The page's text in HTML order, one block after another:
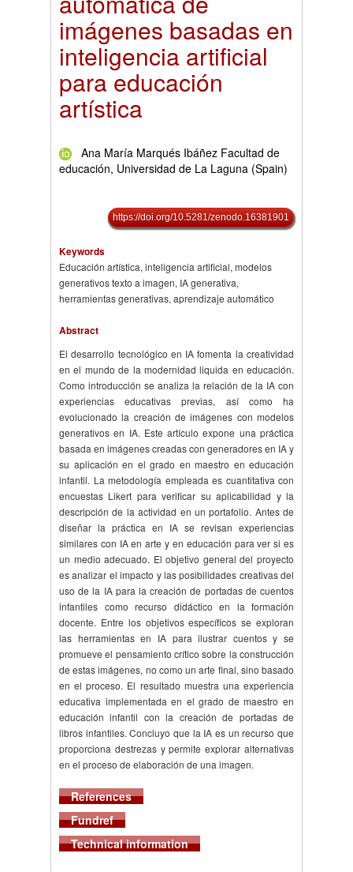
imágenes basadas en
inteligencia artificial
para educación
artística
Ana María Marqués Ibáñez Facultad de
educación, Universidad de La Laguna (Spain)
https://doi.org/10.5281/zenodo.16381901
Keywords
Educación artística, inteligencia artificial, modelos
generativos texto a imagen, IA generativa,
herramientas generativas, aprendizaje automático
Abstract
El desarrollo tecnológico en IA fomenta la creatividad
en el mundo de la modernidad liquida en educación.
Como introducción se analiza la relación de la IA con
experiencias educativas previas, así como ha
evolucionado la creación de imágenes con modelos
generativos en IA. Este artículo expone una práctica
basada en imágenes creadas con generadores en IA y
su aplicación en el grado en maestro en educación
infantil. La metodología empleada es cuantitativa con
encuestas Likert para verificar su aplicabilidad y la
descripción de la actividad en un portafolio. Antes de
diseñar la práctica en IA se revisan experiencias
similares con IA en arte y en educación para ver si es
un medio adecuado. El objetivo general del proyecto
es analizar el impacto y las posibilidades creativas del
uso de la IA para la creación de portadas de cuentos
infantiles como recurso didáctico en la formación
docente. Entre los objetivos específicos se exploran
las herramientas en IA para ilustrar cuentos y se
promueve el pensamiento crítico sobre la construcción
de estas imágenes, no como un arte final, sino basado
en el proceso. El resultado muestra una experiencia
educativa implementada en el grado de maestro en
educación infantil con la creación de portadas de
libros infantiles. Concluyo que la IA es un recurso que
proporciona destrezas y permite explorar alternativas
en el proceso de elaboración de una imagen.
References
Fundref
Technical information